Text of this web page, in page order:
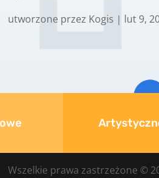
utworzone przez Kogis | lut 9,
Wszelkie prawa zastrzeżone ©